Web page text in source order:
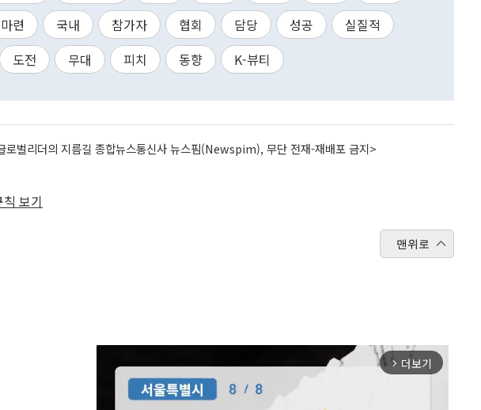
마련 국내 참가자 협회 담당 성공
실질적
도전 무대 피치 동향 K-뷰티
로벌리더의 지름길 종합뉴스통신사 뉴스핌(Newspim), 무단 전재-재배포 금지>
보기
맨위로
arrow_forward_ios 더보기